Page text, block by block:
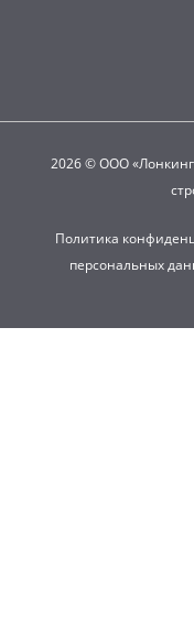
2026 © ООО
Политика
персональных